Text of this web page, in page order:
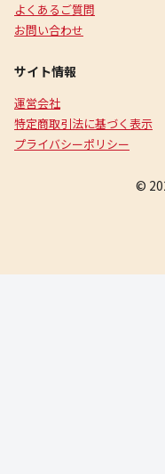
よくあるご質問
お問い合わせ
サイト情報
運営会社
特定商取引法に基づく表示
プライバシーポリシー
©